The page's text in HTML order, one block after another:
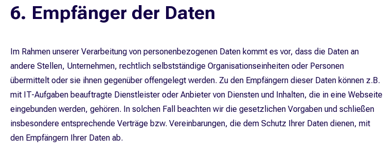
6. Empfänger der Daten
Im Rahmen unserer Verarbeitung von personenbezogenen Daten kommt es vor, dass die Daten an
andere Stellen, Unternehmen, rechtlich selbstständige Organisationseinheiten oder Personen
übermittelt oder sie ihnen gegenüber offengelegt werden. Zu den Empfängern dieser Daten können z.B.
mit IT-Aufgaben beauftragte Dienstleister oder Anbieter von Diensten und Inhalten, die in eine Webseite
eingebunden werden, gehören. In solchen Fall beachten wir die gesetzlichen Vorgaben und schließen
insbesondere entsprechende Verträge bzw. Vereinbarungen, die dem Schutz Ihrer Daten dienen, mit
den Empfängern Ihrer Daten ab.